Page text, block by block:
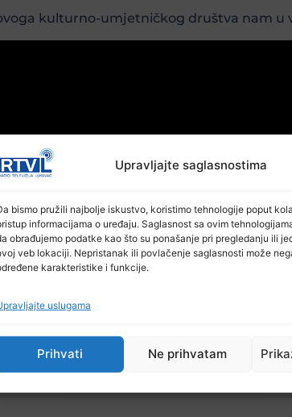
Upravljajte saglasnostima
bismo pružili najbolje iskustvo, koristimo tehnologije poput
informacijama o uređaju. Saglasnost sa ovim
obrađujemo podatke kao što su ponašanje pri pregledanju ili
veb lokaciji. Nepristanak ili povlačenje saglasnosti može
karakteristike i funkcije.
uslugama
Prihvati Ne prihvatam
kulturno-umjetničkog društva nam u